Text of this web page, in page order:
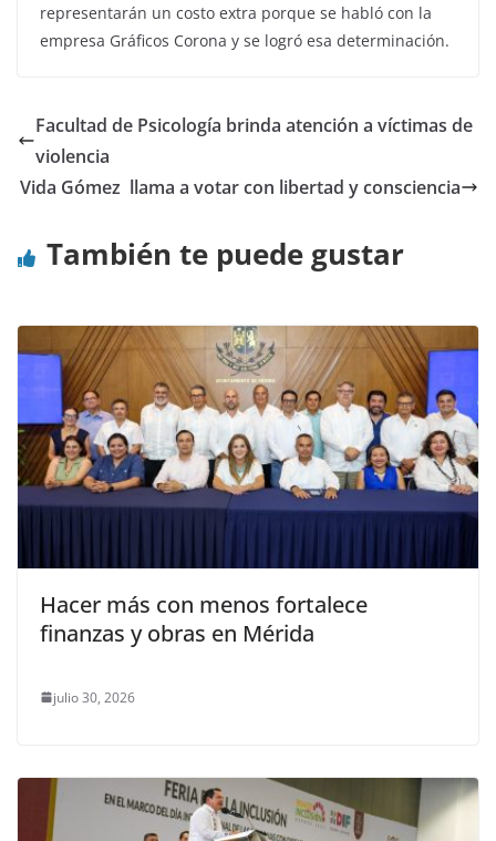
representarán un costo extra porque se habló con la
empresa Gráficos Corona y se logró esa determinación.
Facultad de Psicología brinda atención a víctimas de
violencia
Vida Gómez llama a votar con libertad y consciencia
También te puede gustar
Hacer más con menos fortalece
finanzas y obras en Mérida
julio 30, 2026